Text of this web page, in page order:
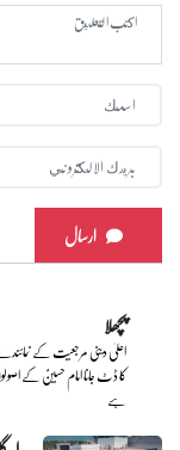
ارسال
پچھلا
اعلیٰ دینی مرجعیت کے
کا ڈٹ جانا امام حسینؑ کے
ہے